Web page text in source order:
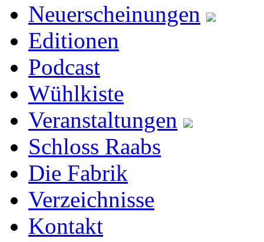
Neuerscheinungen
Editionen
Podcast
Wühlkiste
Veranstaltungen
Schloss Raabs
Die Fabrik
Verzeichnisse
Kontakt